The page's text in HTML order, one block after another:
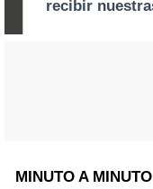
MINUTO A MINUTO